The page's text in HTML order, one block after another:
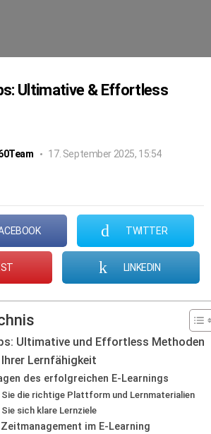
Ultimative & Effortless
17. September 2025, 15:54
TWITTER
LINKEDIN
Ultimative und Effortless Methoden
Lernfähigkeit
des erfolgreichen E-Learnings
Sie die richtige Plattform und Lernmaterialien
sich klare Lernziele
im E-Learning